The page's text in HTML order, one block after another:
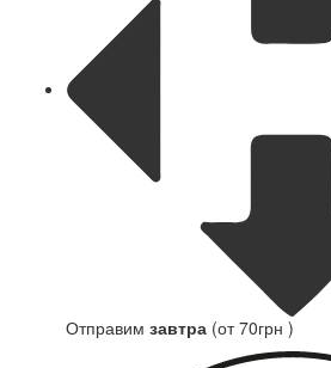
Отправим завтра (от 70грн )